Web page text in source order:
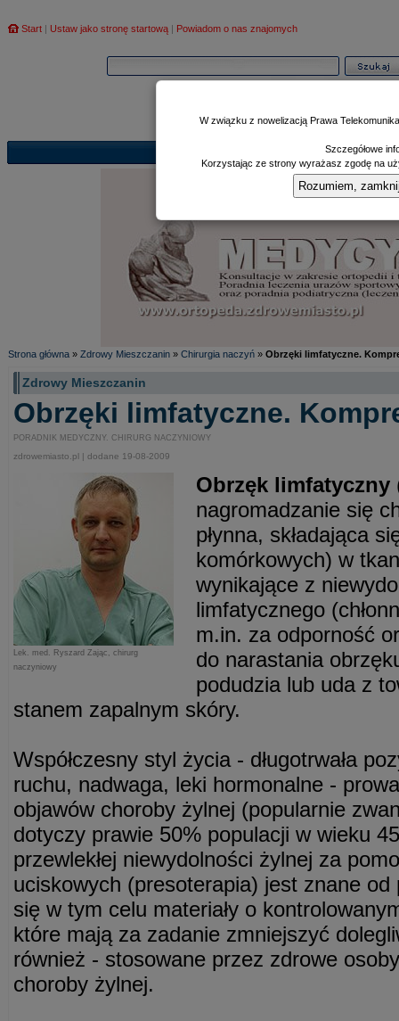
Start | Ustaw jako stronę startową | Powiadom o nas znajomych
Poczekalnia|
Strona główna » Zdrowy Mieszczanin » Chirurgia naczyń » Obrzęki limfatyczne.
Zdrowy Mieszczanin
Obrzęki limfatyczne.
PORADNIK MEDYCZNY. CHIRURG NACZYNIOWY
zdrowemiasto.pl | dodane 19-08-2009
Lek. med. Ryszard Zając, chirurg
naczyniowy
Obrzęk limfatyczny
nagromadzanie się
płynna, składająca
komórkowych) w
wynikające z
limfatycznego
m.in. za odporność
do narastania
podudzia lub uda z
stanem zapalnym skóry.
Współczesny styl życia - długotrwała
ruchu, nadwaga, leki hormonalne -
objawów choroby żylnej (popularnie
dotyczy prawie 50% populacji w wieku
przewlekłej niewydolności żylnej za
uciskowych (presoterapia) jest znane
się w tym celu materiały o
które mają za zadanie zmniejszyć
również - stosowane przez zdrowe
choroby żylnej.
W związku z nowelizacją Prawa
Szczegółowe
Korzystając ze strony wyrażasz zgodę na
Rozumiem,